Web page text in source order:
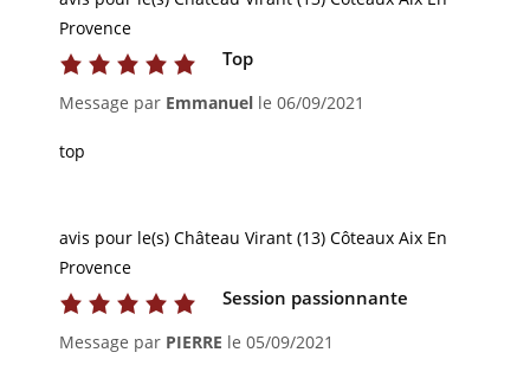
Provence
Top
Message par Emmanuel le 06/09/2021
top
avis pour le(s) Château Virant (13) Côteaux Aix En
Provence
Session passionnante
Message par PIERRE le 05/09/2021